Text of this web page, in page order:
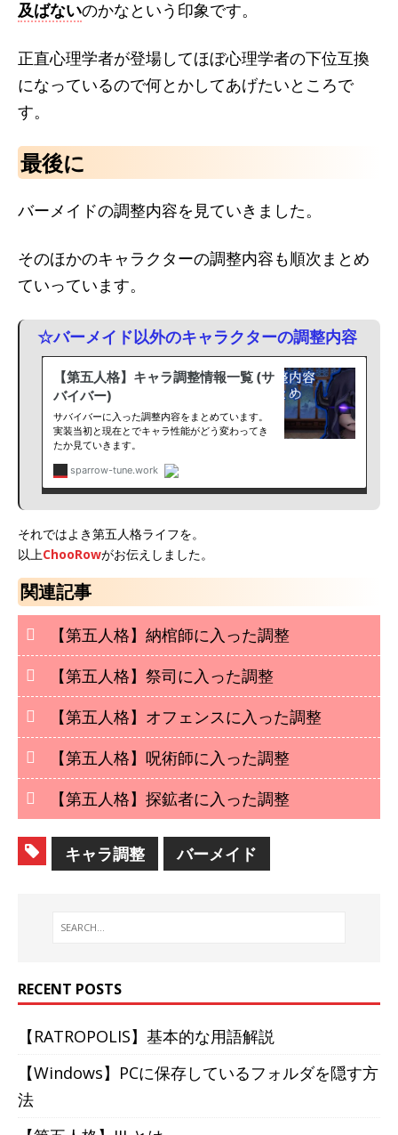
及ばないのかなという印象です。
正直心理学者が登場してほぼ心理学者の下位互換
になっているので何とかしてあげたいところで
す。
最後に
バーメイドの調整内容を見ていきました。
そのほかのキャラクターの調整内容も順次まとめ
ていっています。
☆バーメイド以外のキャラクターの調整内容
それではよき第五人格ライフを。
以上ChooRowがお伝えしました。
関連記事
【第五人格】納棺師に入った調整
【第五人格】祭司に入った調整
【第五人格】オフェンスに入った調整
【第五人格】呪術師に入った調整
【第五人格】探鉱者に入った調整
キャラ調整 バーメイド
RECENT POSTS
【RATROPOLIS】基本的な用語解説
【Windows】PCに保存しているフォルダを隠す方
法